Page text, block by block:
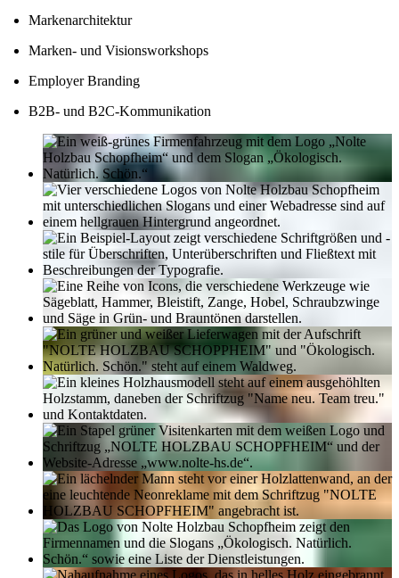
Markenarchitektur
Marken- und Visionsworkshops
Employer Branding
B2B- und B2C-Kommunikation